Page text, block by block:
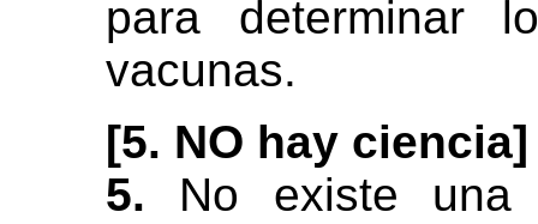
para determinar
vacunas.
[5. NO hay ciencia]
5. No existe una